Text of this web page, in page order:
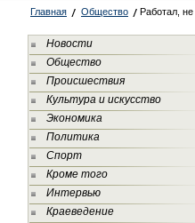
Главная Общество Работал,
Новости
Общество
Происшествия
Культура и искусство
Экономика
Политика
Спорт
Кроме того
Интервью
Краеведение